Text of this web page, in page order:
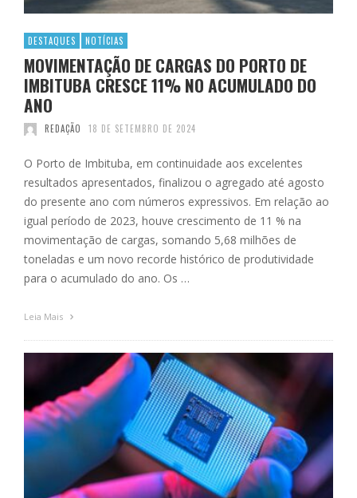
DESTAQUES NOTÍCIAS
MOVIMENTAÇÃO DE CARGAS DO PORTO DE
IMBITUBA CRESCE 11% NO ACUMULADO DO
ANO
REDAÇÃO 18 DE SETEMBRO DE 2024
O Porto de Imbituba, em continuidade aos excelentes
resultados apresentados, finalizou o agregado até agosto
do presente ano com números expressivos. Em relação ao
igual período de 2023, houve crescimento de 11 % na
movimentação de cargas, somando 5,68 milhões de
toneladas e um novo recorde histórico de produtividade
para o acumulado do ano. Os …
Leia Mais